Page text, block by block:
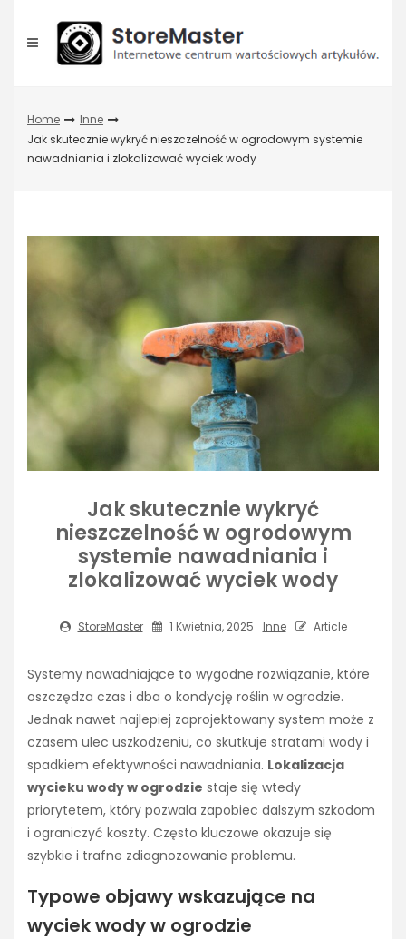
content
Home
Inne
Jak skutecznie wykryć nieszczelność w ogrodowym systemie
nawadniania i zlokalizować wyciek wody
Jak skutecznie wykryć
nieszczelność w ogrodowym
systemie nawadniania i
zlokalizować wyciek wody
StoreMaster 1 Kwietnia, 2025 Inne Article
Systemy nawadniające to wygodne rozwiązanie, które
oszczędza czas i dba o kondycję roślin w ogrodzie.
Jednak nawet najlepiej zaprojektowany system może z
czasem ulec uszkodzeniu, co skutkuje stratami wody i
spadkiem efektywności nawadniania. Lokalizacja
wycieku wody w ogrodzie staje się wtedy
priorytetem, który pozwala zapobiec dalszym szkodom
i ograniczyć koszty. Często kluczowe okazuje się
szybkie i trafne zdiagnozowanie problemu.
Typowe objawy wskazujące na
wyciek wody w ogrodzie